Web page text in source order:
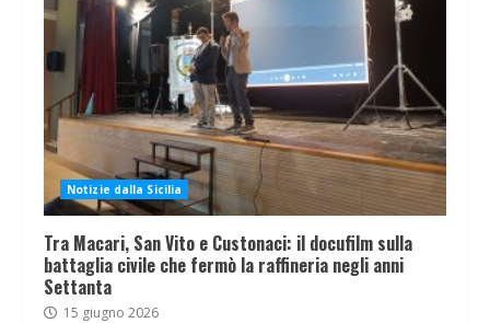
Notizie dalla Sicilia
Tra Macari, San Vito e Custonaci: il docufilm sulla
battaglia civile che fermò la raffineria negli anni
Settanta
15 giugno 2026